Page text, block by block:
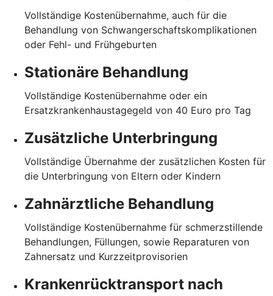
Vollständige Kostenübernahme, auch für die
Behandlung von Schwangerschaftskomplikationen
oder Fehl- und Frühgeburten
Stationäre Behandlung
Vollständige Kostenübernahme oder ein
Ersatzkrankenhaustagegeld von 40 Euro pro Tag
Zusätzliche Unterbringung
Vollständige Übernahme der zusätzlichen Kosten für
die Unterbringung von Eltern oder Kindern
Zahnärztliche Behandlung
Vollständige Kostenübernahme für schmerzstillende
Behandlungen, Füllungen, sowie Reparaturen von
Zahnersatz und Kurzzeitprovisorien
Krankenrücktransport nach